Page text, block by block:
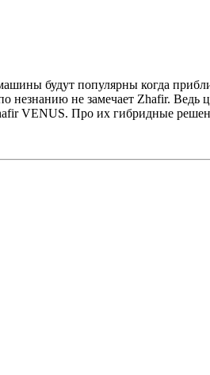
будут популярны когда
незнанию не замечает Zhafir.
VENUS. Про их гибридные